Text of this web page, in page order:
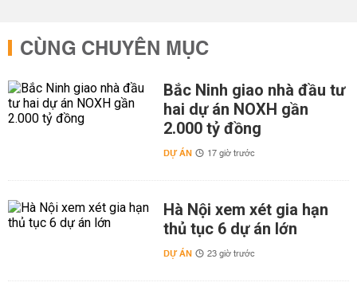
CÙNG CHUYÊN MỤC
Bắc Ninh giao nhà đầu tư
hai dự án NOXH gần
2.000 tỷ đồng
DỰ ÁN 17 giờ trước
Hà Nội xem xét gia hạn
thủ tục 6 dự án lớn
DỰ ÁN 23 giờ trước